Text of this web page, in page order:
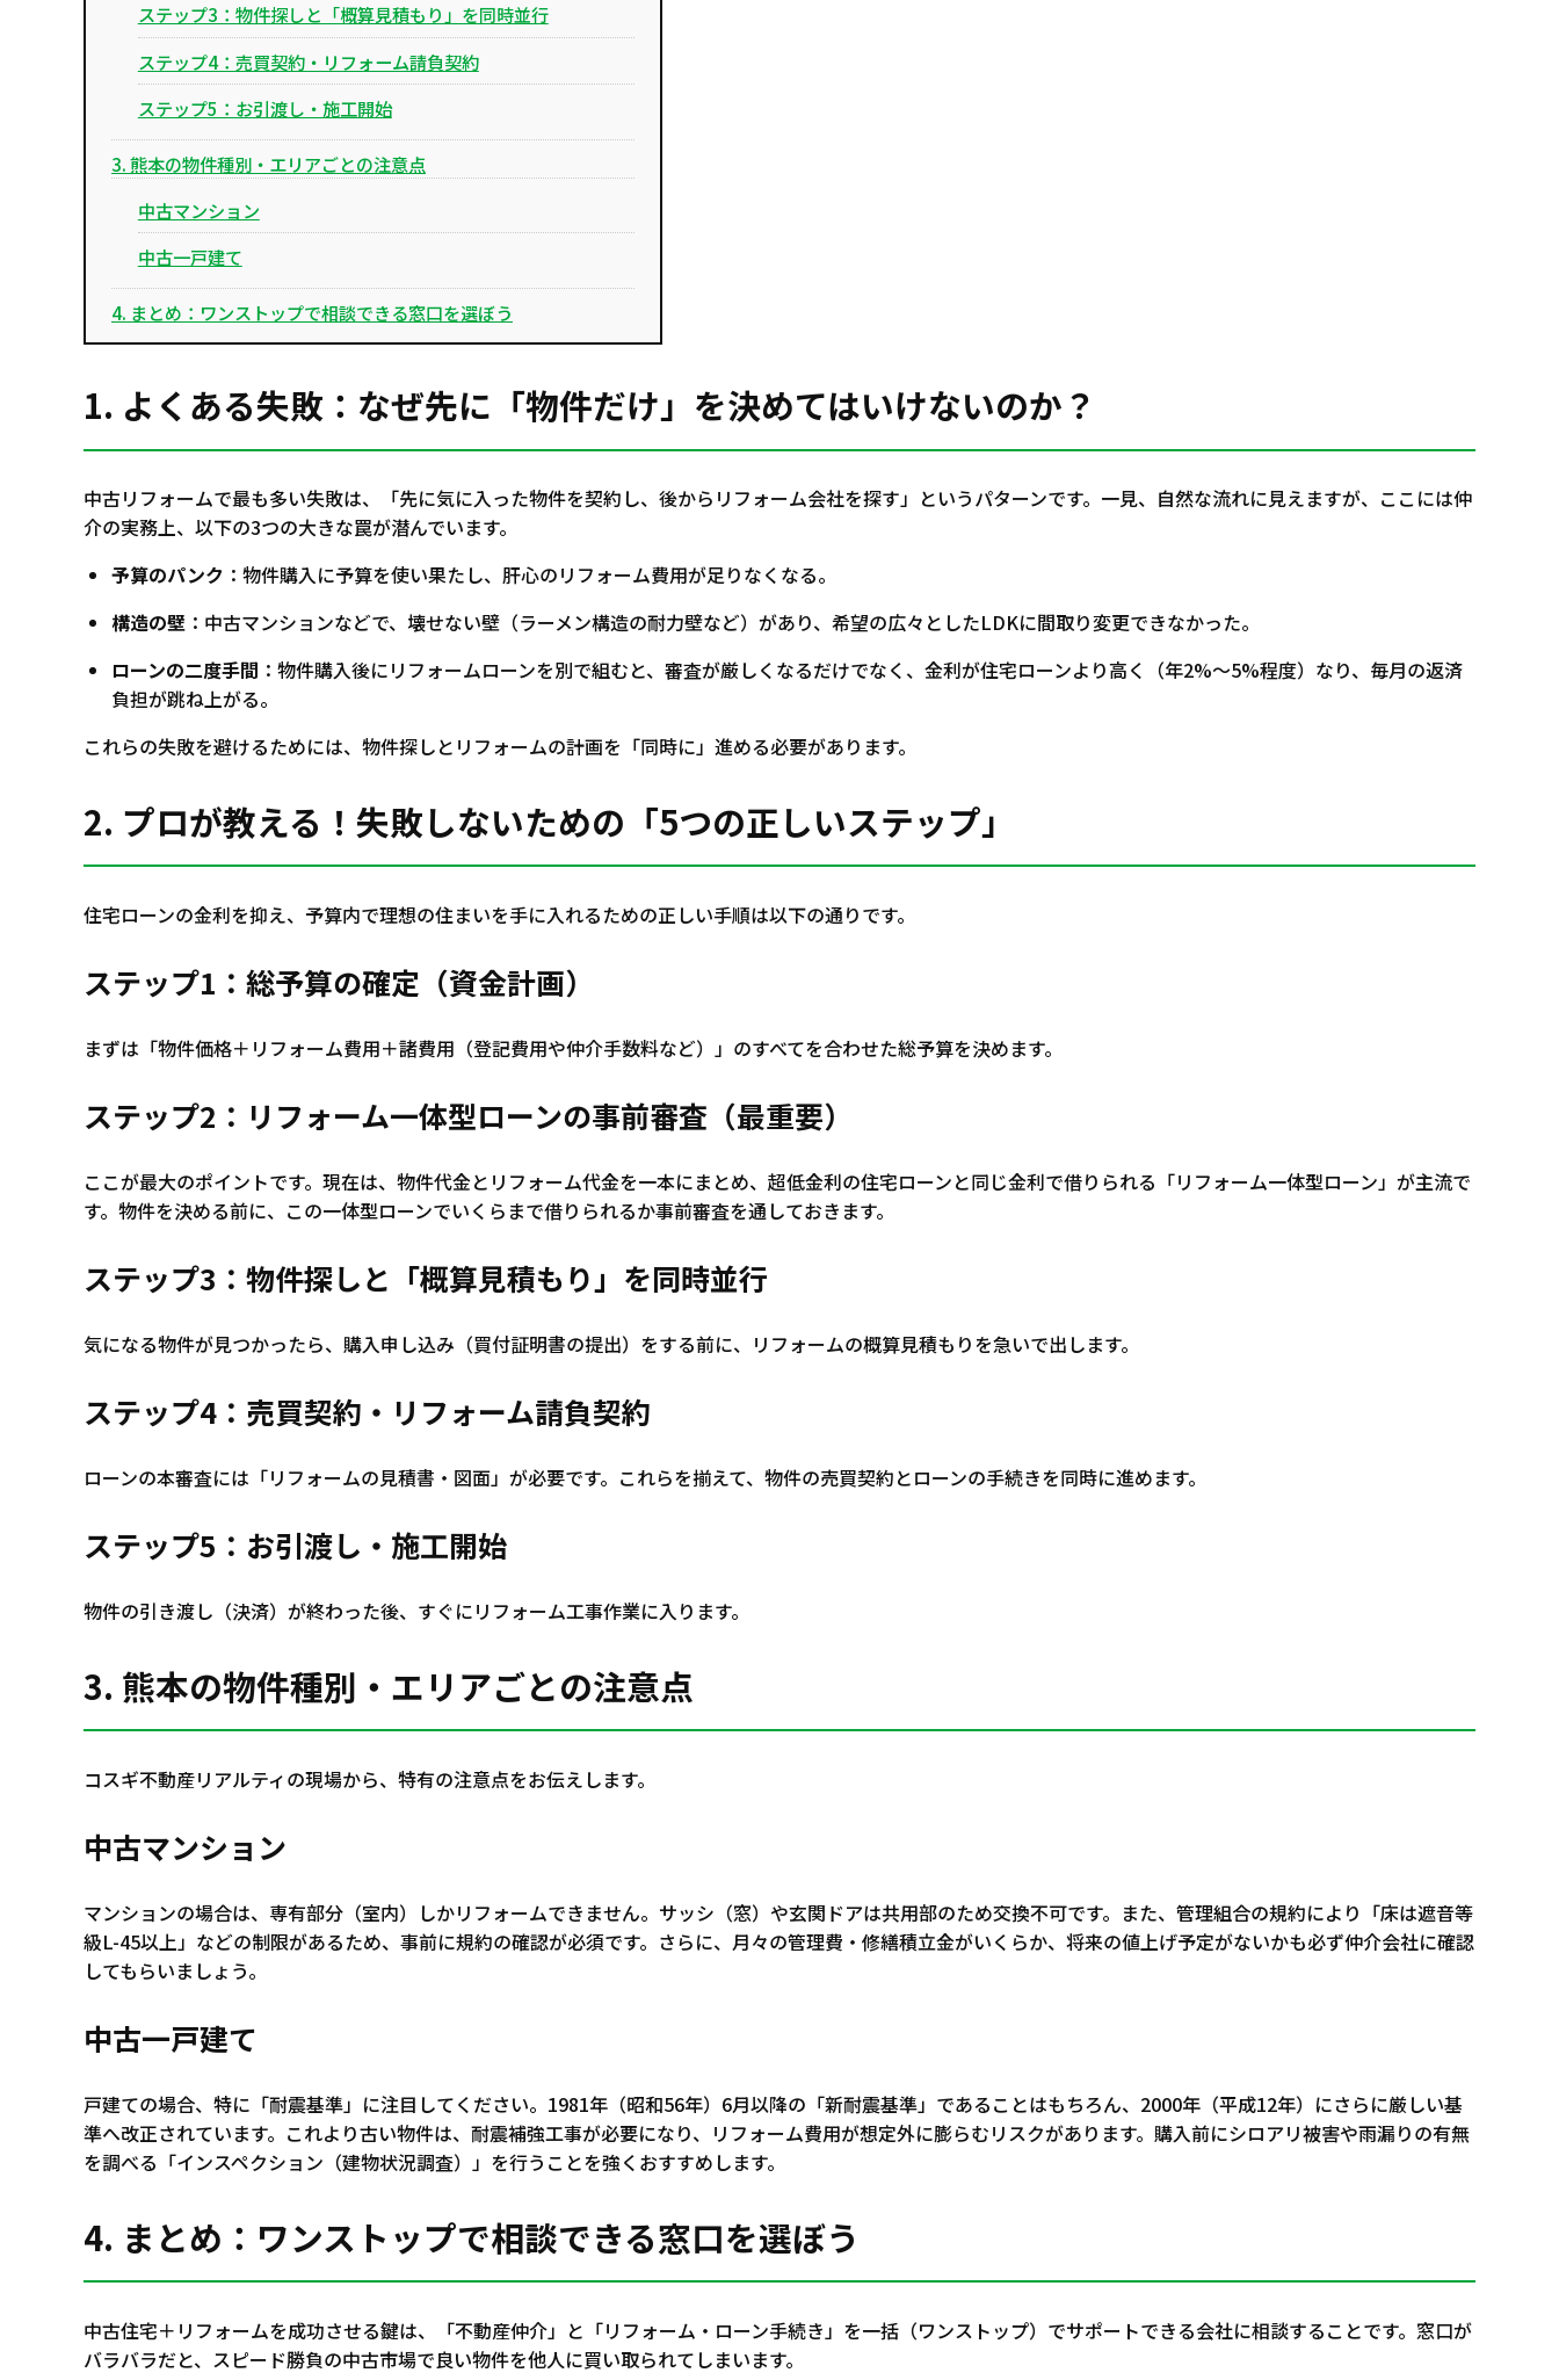
ステップ3：物件探しと「概算見積もり」を同時並行
ステップ4：売買契約・リフォーム請負契約
ステップ5：お引渡し・施工開始
3. 熊本の物件種別・エリアごとの注意点
中古マンション
中古一戸建て
4. まとめ：ワンストップで相談できる窓口を選ぼう
1. よくある失敗：なぜ先に「物件だけ」を決めてはいけないのか？
中古リフォームで最も多い失敗は、「先に気に入った物件を契約し、後からリフォーム会社を探す」というパターンです。一見、自然な流れに見えますが、ここには仲
介の実務上、以下の3つの大きな罠が潜んでいます。
予算のパンク ：物件購入に予算を使い果たし、肝心のリフォーム費用が足りなくなる。
構造の壁 ：中古マンションなどで、壊せない壁（ラーメン構造の耐力壁など）があり、希望の広々としたLDKに間取り変更できなかった。
ローンの二度手間 ：物件購入後にリフォームローンを別で組むと、審査が厳しくなるだけでなく、金利が住宅ローンより高く（年2%〜5%程度）なり、毎月の返済
負担が跳ね上がる。
これらの失敗を避けるためには、物件探しとリフォームの計画を「同時に」進める必要があります。
2. プロが教える！失敗しないための「5つの正しいステップ」
住宅ローンの金利を抑え、予算内で理想の住まいを手に入れるための正しい手順は以下の通りです。
ステップ1：総予算の確定（資金計画）
まずは「物件価格＋リフォーム費用＋諸費用（登記費用や仲介手数料など）」のすべてを合わせた総予算を決めます。
ステップ2：リフォーム一体型ローンの事前審査（最重要）
ここが最大のポイントです。現在は、物件代金とリフォーム代金を一本にまとめ、超低金利の住宅ローンと同じ金利で借りられる「リフォーム一体型ローン」が主流で
す。物件を決める前に、この一体型ローンでいくらまで借りられるか事前審査を通しておきます。
ステップ3：物件探しと「概算見積もり」を同時並行
気になる物件が見つかったら、購入申し込み（買付証明書の提出）をする前に、リフォームの概算見積もりを急いで出します。
ステップ4：売買契約・リフォーム請負契約
ローンの本審査には「リフォームの見積書・図面」が必要です。これらを揃えて、物件の売買契約とローンの手続きを同時に進めます。
ステップ5：お引渡し・施工開始
物件の引き渡し（決済）が終わった後、すぐにリフォーム工事作業に入ります。
3. 熊本の物件種別・エリアごとの注意点
コスギ不動産リアルティの現場から、特有の注意点をお伝えします。
中古マンション
マンションの場合は、専有部分（室内）しかリフォームできません。サッシ（窓）や玄関ドアは共用部のため交換不可です。また、管理組合の規約により「床は遮音等
級L-45以上」などの制限があるため、事前に規約の確認が必須です。さらに、月々の管理費・修繕積立金がいくらか、将来の値上げ予定がないかも必ず仲介会社に確認
してもらいましょう。
中古一戸建て
戸建ての場合、特に「耐震基準」に注目してください。1981年（昭和56年）6月以降の「新耐震基準」であることはもちろん、2000年（平成12年）にさらに厳しい基
準へ改正されています。これより古い物件は、耐震補強工事が必要になり、リフォーム費用が想定外に膨らむリスクがあります。購入前にシロアリ被害や雨漏りの有無
を調べる「インスペクション（建物状況調査）」を行うことを強くおすすめします。
4. まとめ：ワンストップで相談できる窓口を選ぼう
中古住宅＋リフォームを成功させる鍵は、「不動産仲介」と「リフォーム・ローン手続き」を一括（ワンストップ）でサポートできる会社に相談することです。窓口が
バラバラだと、スピード勝負の中古市場で良い物件を他人に買い取られてしまいます。